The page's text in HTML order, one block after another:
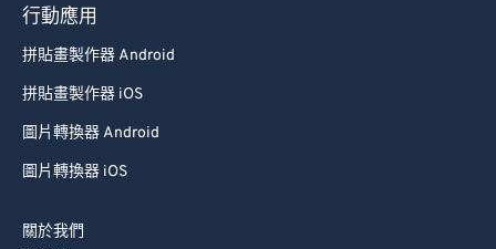
行動應用
拼貼畫製作器 Android
拼貼畫製作器 iOS
圖片轉換器 Android
圖片轉換器 iOS
關於我們